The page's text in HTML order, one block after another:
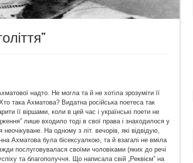
надто. Не могла та й не хотіла зрозуміти її
така Ахматова? Видатна російська поетеса так
її віршами, коли в цей час і українські поети не
лише входило тоді в свої права і знаходилося у
неочікуване. На одному з літ. вечорів, які відвідую,
Ахматова була бісексуалкою, та й взагалі не вміла
послуговувалася своїми чоловіками (яких до речі
та благополуччя. Що написала свій „Реквієм” на